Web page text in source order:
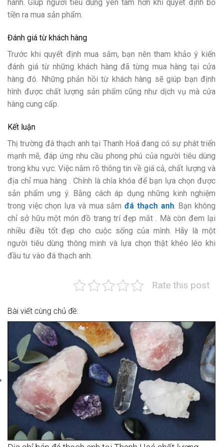
hành. Giúp người tiêu dùng yên tâm hơn khi quyết định bỏ
tiền ra mua sản phẩm.
Đánh giá từ khách hàng
Trước khi quyết định mua sắm, bạn nên tham khảo ý kiến
đánh giá từ những khách hàng đã từng mua hàng tại cửa
hàng đó. Những phản hồi từ khách hàng sẽ giúp bạn định
hình được chất lượng sản phẩm cũng như dịch vụ mà cửa
hàng cung cấp.
Kết luận
Thị trường đá thạch anh tại Thanh Hoá đang có sự phát triển
mạnh mẽ, đáp ứng nhu cầu phong phú của người tiêu dùng
trong khu vực. Việc nắm rõ thông tin về giá cả, chất lượng và
địa chỉ mua hàng . Chính là chìa khóa để bạn lựa chọn được
sản phẩm ưng ý. Bằng cách áp dụng những kinh nghiệm
trong việc chọn lựa và mua sắmđá thạch anh. Bạn không
chỉ sở hữu một món đồ trang trí đẹp mắt . Mà còn đem lại
nhiều điều tốt đẹp cho cuộc sống của mình. Hãy là một
người tiêu dùng thông minh và lựa chọn thật khéo léo khi
đầu tư vào đá thạch anh.
Rate this post
Bài viết cùng chủ đề: